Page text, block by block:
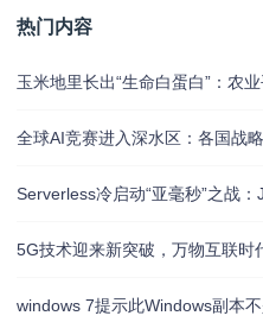
热门内容
玉米地里长出“生命白蛋白”：农
5G技术迎来新突破，万物互联时